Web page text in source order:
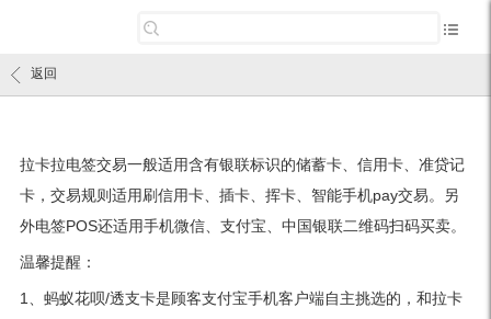
返回
拉卡拉电签交易一般适用含有银联标识的储蓄卡、信用卡、准贷记
卡，交易规则适用刷信用卡、插卡、挥卡、智能手机pay交易。另
外电签POS还适用手机微信、支付宝、中国银联二维码扫码买卖。
温馨提醒：
1、蚂蚁花呗/透支卡是顾客支付宝手机客户端自主挑选的，和拉卡